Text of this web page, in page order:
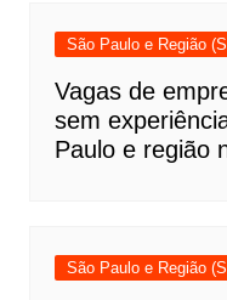
São Paulo e Região
Vagas de
sem
Paulo e região
São Paulo e Região